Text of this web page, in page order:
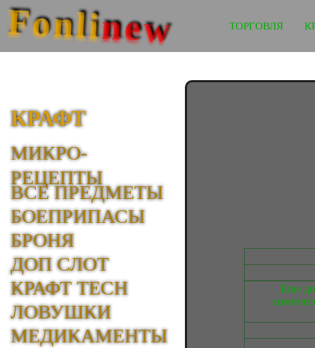
Fonlinew ТОРГОВЛЯ
КРАФТ
МИКРО-
РЕЦЕПТЫ
ВСЕ ПРЕДМЕТЫ
БОЕПРИПАСЫ
БРОНЯ
ДОП СЛОТ
КРАФТ TECH
ЛОВУШКИ
МЕДИКАМЕНТЫ
Еще